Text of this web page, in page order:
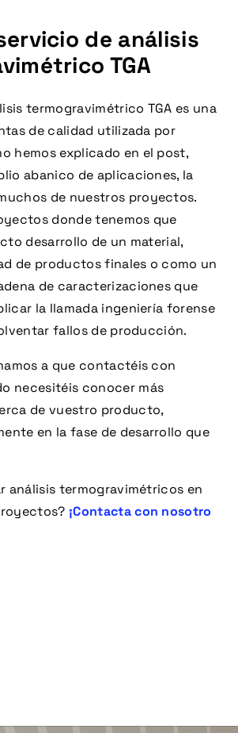
de análisis
TGA
termogravimétrico TGA es una
de calidad utilizada por
hemos explicado en el post,
abanico de aplicaciones, la
de nuestros proyectos.
donde tenemos que
desarrollo de un material,
de productos finales o como un
de caracterizaciones que
la llamada ingeniería forense
fallos de producción.
a que contactéis con
necesitéis conocer más
de vuestro producto,
en la fase de desarrollo que
análisis termogravimétricos en
¡Contacta con nosotro